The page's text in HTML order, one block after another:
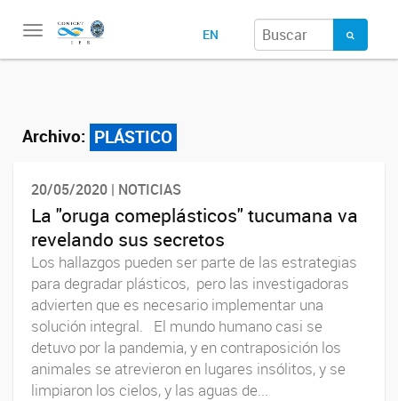
Toggle
EN
Archivo: PLÁSTICO
20/05/2020 | NOTICIAS
La "oruga comeplásticos" tucumana va
revelando sus secretos
Los hallazgos pueden ser parte de las estrategias
para degradar plásticos, pero las investigadoras
advierten que es necesario implementar una
solución integral. El mundo humano casi se
detuvo por la pandemia, y en contraposición los
animales se atrevieron en lugares insólitos, y se
limpiaron los cielos, y las aguas de...